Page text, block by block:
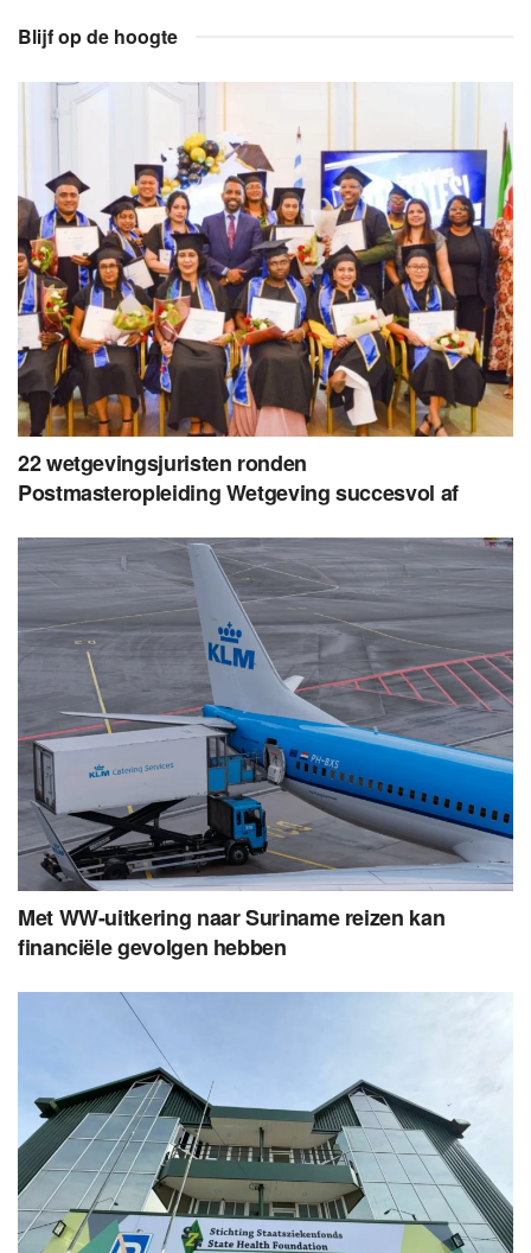
Blijf op de hoogte
22 wetgevingsjuristen ronden
Postmasteropleiding Wetgeving succesvol af
Met WW-uitkering naar Suriname reizen kan
financiële gevolgen hebben